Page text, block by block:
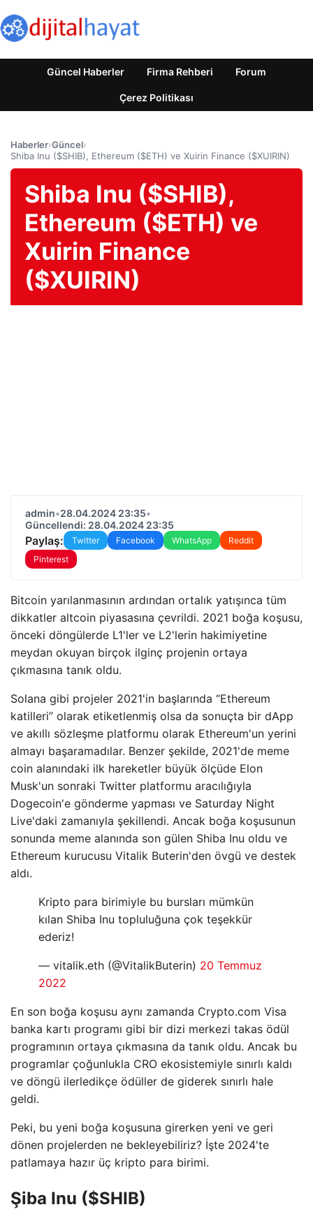
Güncel Haberler Firma Rehberi Forum
Çerez Politikası
Haberler›Güncel›
Shiba Inu ($SHIB), Ethereum ($ETH) ve Xuirin Finance ($XUIRIN)
Shiba Inu ($SHIB),
Ethereum ($ETH) ve
Xuirin Finance
($XUIRIN)
admin•28.04.2024 23:35•
Güncellendi: 28.04.2024 23:35
Paylaş: Twitter Facebook WhatsApp
Reddit
Pinterest
Bitcoin yarılanmasının ardından ortalık yatışınca tüm
dikkatler altcoin piyasasına çevrildi. 2021 boğa koşusu,
önceki döngülerde L1'ler ve L2'lerin hakimiyetine
meydan okuyan birçok ilginç projenin ortaya
çıkmasına tanık oldu.
Solana gibi projeler 2021'in başlarında “Ethereum
katilleri” olarak etiketlenmiş olsa da sonuçta bir dApp
ve akıllı sözleşme platformu olarak Ethereum'un yerini
almayı başaramadılar. Benzer şekilde, 2021'de meme
coin alanındaki ilk hareketler büyük ölçüde Elon
Musk'un sonraki Twitter platformu aracılığıyla
Dogecoin'e gönderme yapması ve Saturday Night
Live'daki zamanıyla şekillendi. Ancak boğa koşusunun
sonunda meme alanında son gülen Shiba Inu oldu ve
Ethereum kurucusu Vitalik Buterin'den övgü ve destek
aldı.
Kripto para birimiyle bu bursları mümkün
kılan Shiba Inu topluluğuna çok teşekkür
ederiz!
— vitalik.eth (@VitalikButerin) 20 Temmuz
2022
En son boğa koşusu aynı zamanda Crypto.com Visa
banka kartı programı gibi bir dizi merkezi takas ödül
programının ortaya çıkmasına da tanık oldu. Ancak bu
programlar çoğunlukla CRO ekosistemiyle sınırlı kaldı
ve döngü ilerledikçe ödüller de giderek sınırlı hale
geldi.
Peki, bu yeni boğa koşusuna girerken yeni ve geri
dönen projelerden ne bekleyebiliriz? İşte 2024'te
patlamaya hazır üç kripto para birimi.
Şiba Inu ($SHIB)